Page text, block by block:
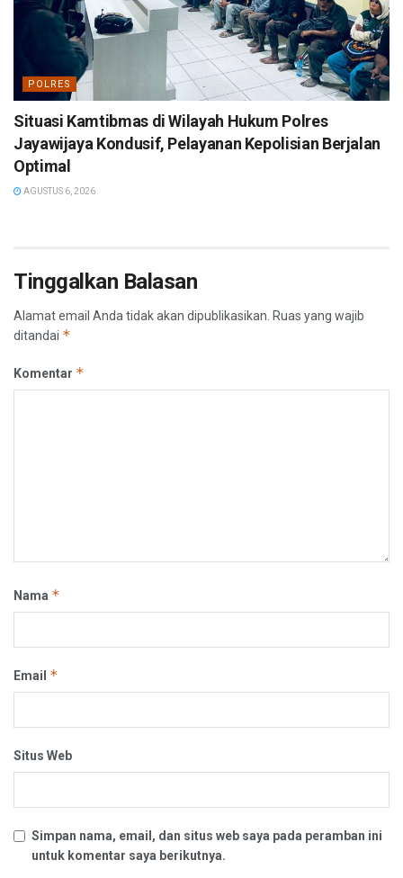
POLRES
Situasi Kamtibmas di Wilayah Hukum Polres
Jayawijaya Kondusif, Pelayanan Kepolisian Berjalan
Optimal
AGUSTUS 6, 2026
Tinggalkan Balasan
Alamat email Anda tidak akan dipublikasikan. Ruas yang wajib
ditandai *
Komentar *
Nama *
Email *
Situs Web
Simpan nama, email, dan situs web saya pada peramban ini
untuk komentar saya berikutnya.